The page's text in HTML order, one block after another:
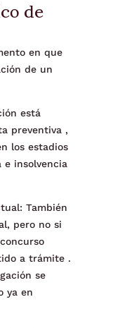
en que
de un
está
preventiva ,
los estadios
e insolvencia
También
pero no si
a trámite .
se
ya en